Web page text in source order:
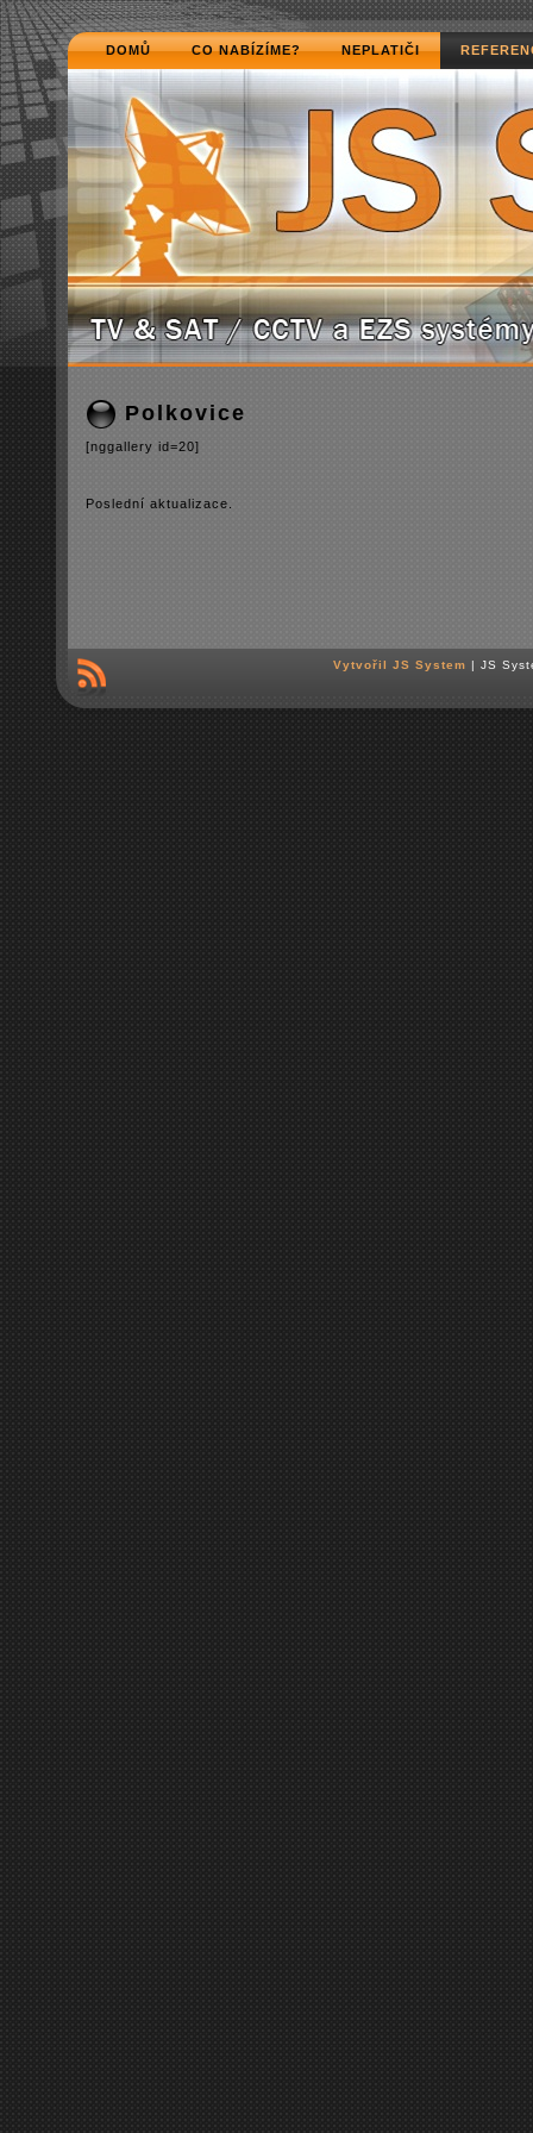
DOMŮ CO NABÍZÍME? NEPLATIČI
Polkovice
[nggallery id=20]
Poslední­ aktualizace.
Vytvořil JS System | JS